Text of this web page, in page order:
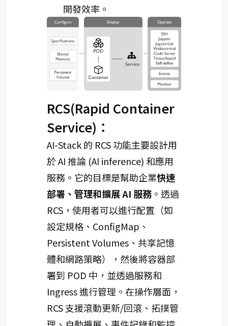
開發效率。
RCS(Rapid Container
Service)：
AI-Stack 的 RCS 功能主要設計用
於 AI 推論 (AI inference) 和應用
服務。它的目標是幫助企業快速
部署、管理和擴展 AI 服務 。透過
RCS，使用者可以進行配置（如
設定規格、ConfigMap、
Persistent Volumes、共享記憶
體和網路策略），然後將容器部
署到 POD 中，並透過服務和
Ingress 進行管理。在操作層面，
RCS 支援滾動更新/回滾、拓撲管